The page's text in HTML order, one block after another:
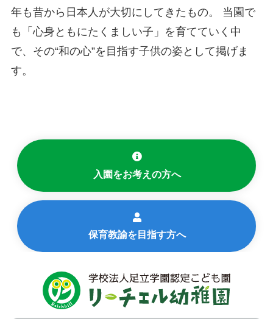
年も昔から日本人が大切にしてきたもの。 当園で
も「心身ともにたくましい子」を育てていく中
で、その“和の心”を目指す子供の姿として掲げま
す。
入園をお考えの方へ
保育教諭を目指す方へ